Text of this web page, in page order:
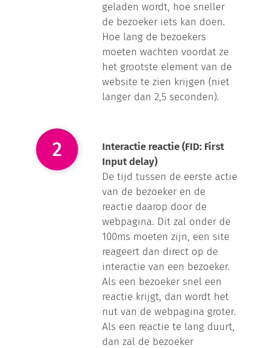
geladen wordt, hoe sneller
de bezoeker iets kan doen.
Hoe lang de bezoekers
moeten wachten voordat ze
het grootste element van de
website te zien krijgen (niet
langer dan 2,5 seconden).
Interactie reactie (FID: First
Input delay)
De tijd tussen de eerste actie
van de bezoeker en de
reactie daarop door de
webpagina. Dit zal onder de
100ms moeten zijn, een site
reageert dan direct op de
interactie van een bezoeker.
Als een bezoeker snel een
reactie krijgt, dan wordt het
nut van de webpagina groter.
Als een reactie te lang duurt,
dan zal de bezoeker